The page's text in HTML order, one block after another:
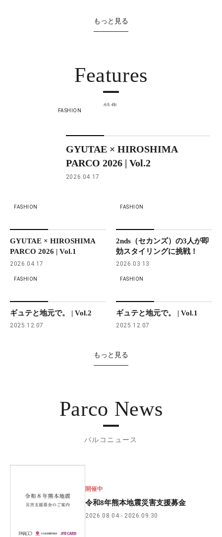
もっと見る
Features
特集
FASHION
GYUTAE × HIROSHIMA
PARCO 2026 | Vol.2
2026.04.17
FASHION
GYUTAE × HIROSHIMA
PARCO 2026 | Vol.1
2026.04.17
FASHION
2nds（セカンズ）の3人が即
効スタイリングに挑戦！
2026.03.13
FASHION
ギュテと地元で。 | Vol.2
2025.12.07
FASHION
ギュテと地元で。 | Vol.1
2025.12.07
もっと見る
Parco News
パルコニュース
開催中
令和8年熊本地震災害支援募金
2026.08.04 2026.09.30